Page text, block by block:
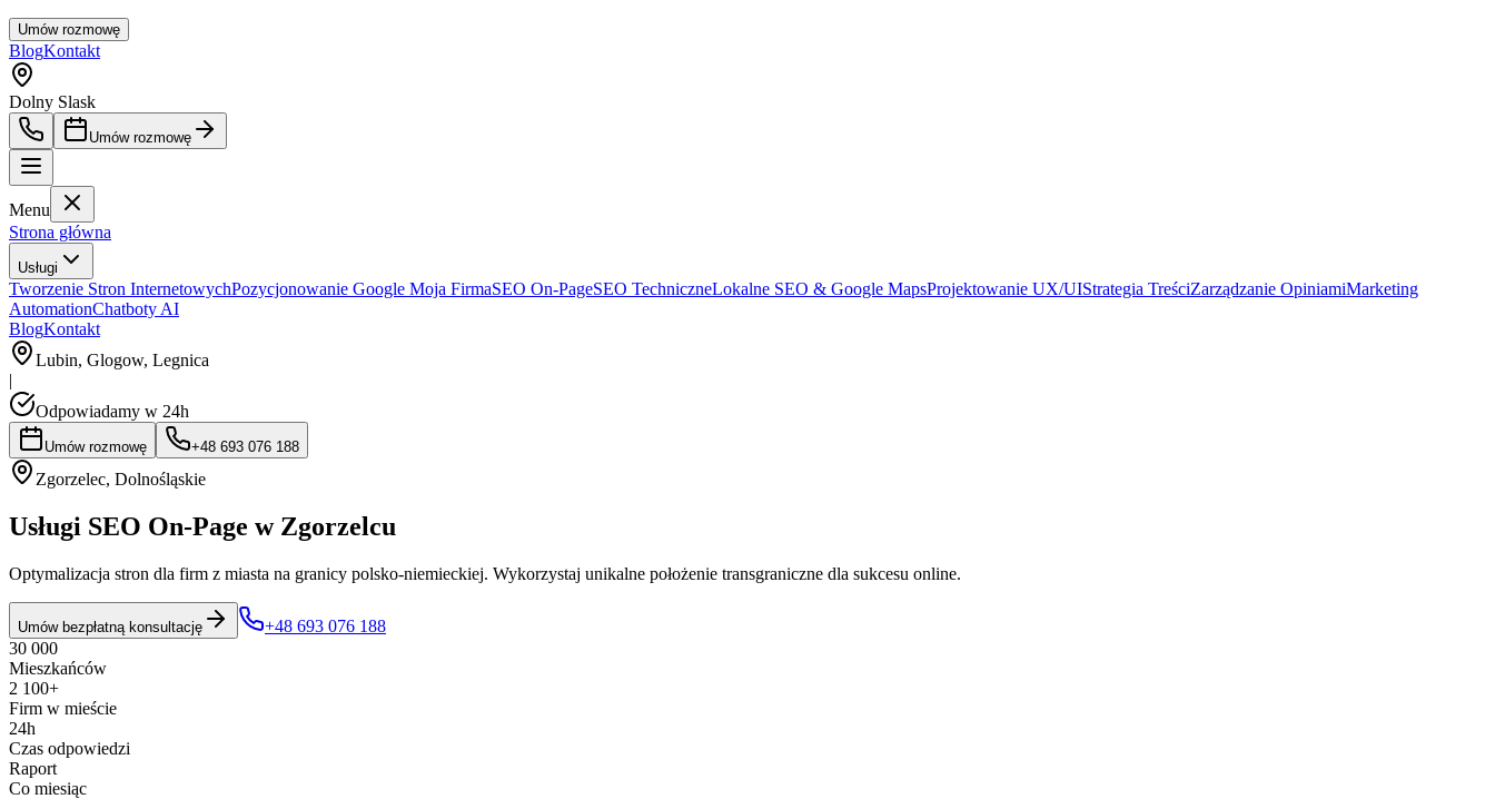
Umów rozmowę
BlogKontakt
Dolny Slask
Umów rozmowę
Menu
Strona główna
Usługi
Tworzenie Stron InternetowychPozycjonowanie Google Moja FirmaSEO On-PageSEO TechniczneLokalne SEO & Google MapsProjektowanie UX/UIStrategia TreściZarządzanie OpiniamiMarketing
AutomationChatboty AI
BlogKontakt
Lubin, Glogow, Legnica
|
Odpowiadamy w 24h
Umów rozmowę +48 693 076 188
Zgorzelec, Dolnośląskie
Usługi SEO On-Page w Zgorzelcu
Optymalizacja stron dla firm z miasta na granicy polsko-niemieckiej. Wykorzystaj unikalne położenie transgraniczne dla sukcesu online.
Umów bezpłatną konsultację
+48 693 076 188
30 000
Mieszkańców
2 100+
Firm w mieście
24h
Czas odpowiedzi
Raport
Co miesiąc